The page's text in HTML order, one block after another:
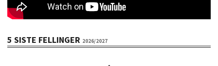
5 SISTE FELLINGER 2026/2027